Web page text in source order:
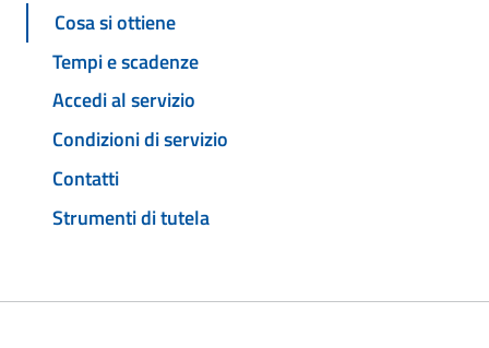
Cosa si ottiene
Tempi e scadenze
Accedi al servizio
Condizioni di servizio
Contatti
Strumenti di tutela